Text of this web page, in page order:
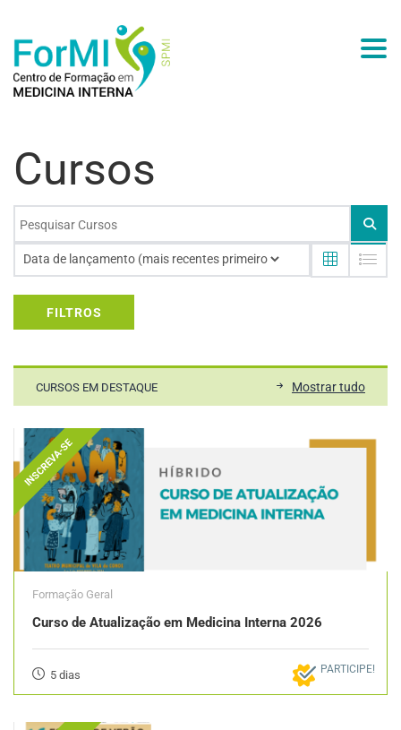
Cursos
FILTROS
CURSOS EM DESTAQUE Mostrar tudo
INSCREVA-SE
Formação Geral
Curso de Atualização em Medicina Interna 2026
5 dias PARTICIPE!